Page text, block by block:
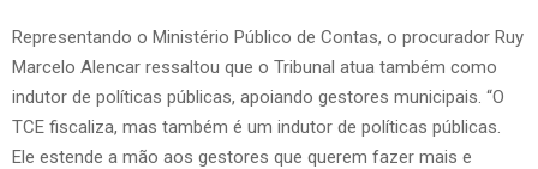
Representando o Ministério Público de Contas, o procurador Ruy
Marcelo Alencar ressaltou que o Tribunal atua também como
indutor de políticas públicas, apoiando gestores municipais. “O
TCE fiscaliza, mas também é um indutor de políticas públicas.
Ele estende a mão aos gestores que querem fazer mais e